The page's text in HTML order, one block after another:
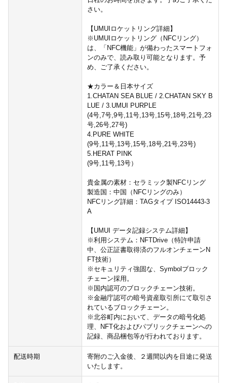
さい。
【UMUIロケットリング詳細】
※UMUIロケットリング（NFCリング）
は、「NFC機能」が備わったスマートフォ
ンのみで、読み取り可能となります。予
め、ご了承ください。
★カラー＆日本サイズ
1.CHATAN SEA BLUE / 2.CHATAN SKY B
LUE / 3.UMUI PURPLE
(4号,7号,9号,11号,13号,15号,18号,21号,23
号,26号,27号)
4.PURE WHITE
(9号,11号,13号,15号,18号,21号,23号)
5.HERAT PINK
(9号,11号,13号）
貴金属の素材：セラミック製NFCリング
製造国：中国（NFCリングのみ）
NFCリング詳細：TAGタイプ ISO14443-3
A
【UMUI データ記録システム詳細】
※利用システム：NFTDrive（特許申請
中、公正証書取得済のフルオンチェーンN
FT技術）
※セキュリティ強固な、Symbolブロック
チェーン採用。
※国内認可のブロックチェーン技術。
※金融庁認可の暗号資産取引所にて取引さ
れているブロックチェーン。
※北谷町内において、データの暗号化処
理、NFT化およびパブリックチェーンへの
記録、商品梱包等が行われております。
配送時期
寄附のご入金後、２週間以内を目途に発送
いたします。